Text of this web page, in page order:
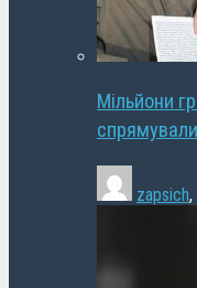
Мільйони
zapsich,